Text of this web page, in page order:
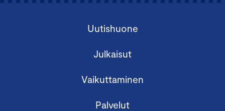
Uutishuone
Julkaisut
Vaikuttaminen
Palvelut